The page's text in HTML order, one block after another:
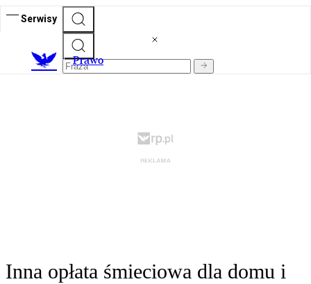
Serwisy
Prawo
Inna opłata śmieciowa dla domu i